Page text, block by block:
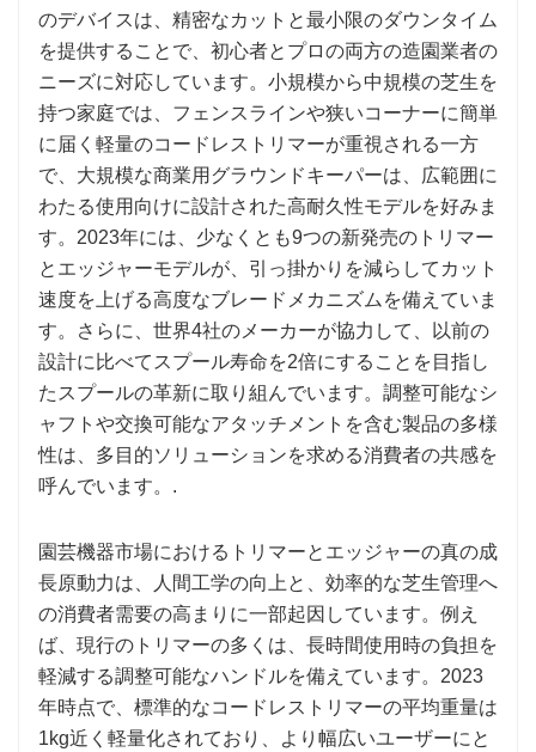
のデバイスは、精密なカットと最小限のダウンタイム
を提供することで、初心者とプロの両方の造園業者の
ニーズに対応しています。小規模から中規模の芝生を
持つ家庭では、フェンスラインや狭いコーナーに簡単
に届く軽量のコードレストリマーが重視される一方
で、大規模な商業用グラウンドキーパーは、広範囲に
わたる使用向けに設計された高耐久性モデルを好みま
す。2023年には、少なくとも9つの新発売のトリマー
とエッジャーモデルが、引っ掛かりを減らしてカット
速度を上げる高度なブレードメカニズムを備えていま
す。さらに、世界4社のメーカーが協力して、以前の
設計に比べてスプール寿命を2倍にすることを目指し
たスプールの革新に取り組んでいます。調整可能なシ
ャフトや交換可能なアタッチメントを含む製品の多様
性は、多目的ソリューションを求める消費者の共感を
呼んでいます。.
園芸機器市場におけるトリマーとエッジャーの真の成
長原動力は、人間工学の向上と、効率的な芝生管理へ
の消費者需要の高まりに一部起因しています。例え
ば、現行のトリマーの多くは、長時間使用時の負担を
軽減する調整可能なハンドルを備えています。2023
年時点で、標準的なコードレストリマーの平均重量は
1kg近く軽量化されており、より幅広いユーザーにと